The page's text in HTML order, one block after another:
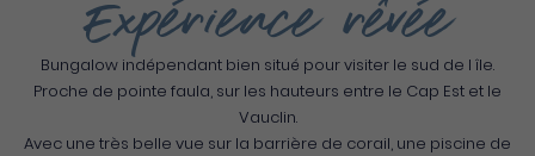
Expérience rêvée
Bungalow indépendant bien situé pour visiter le sud de l île.
Proche de pointe faula, sur les hauteurs entre le Cap Est et le
Vauclin.
Avec une très belle vue sur la barrière de corail, une piscine de